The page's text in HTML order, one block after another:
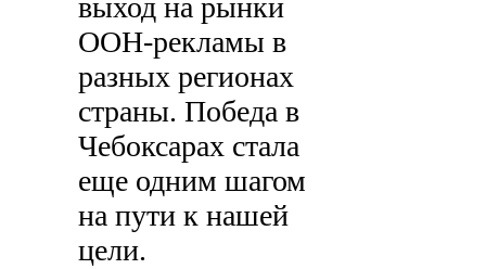
выход на рынки
OOH-рекламы в
разных регионах
страны. Победа в
Чебоксарах стала
еще одним шагом
на пути к нашей
цели.